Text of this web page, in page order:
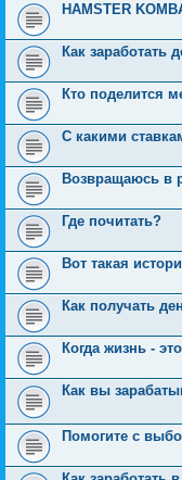
HAMSTER
Как заработать
Кто поделится
С какими
Возвращаюсь в
Где почитать?
Вот такая
Как получать
Когда жизнь -
Как вы
Помогите с